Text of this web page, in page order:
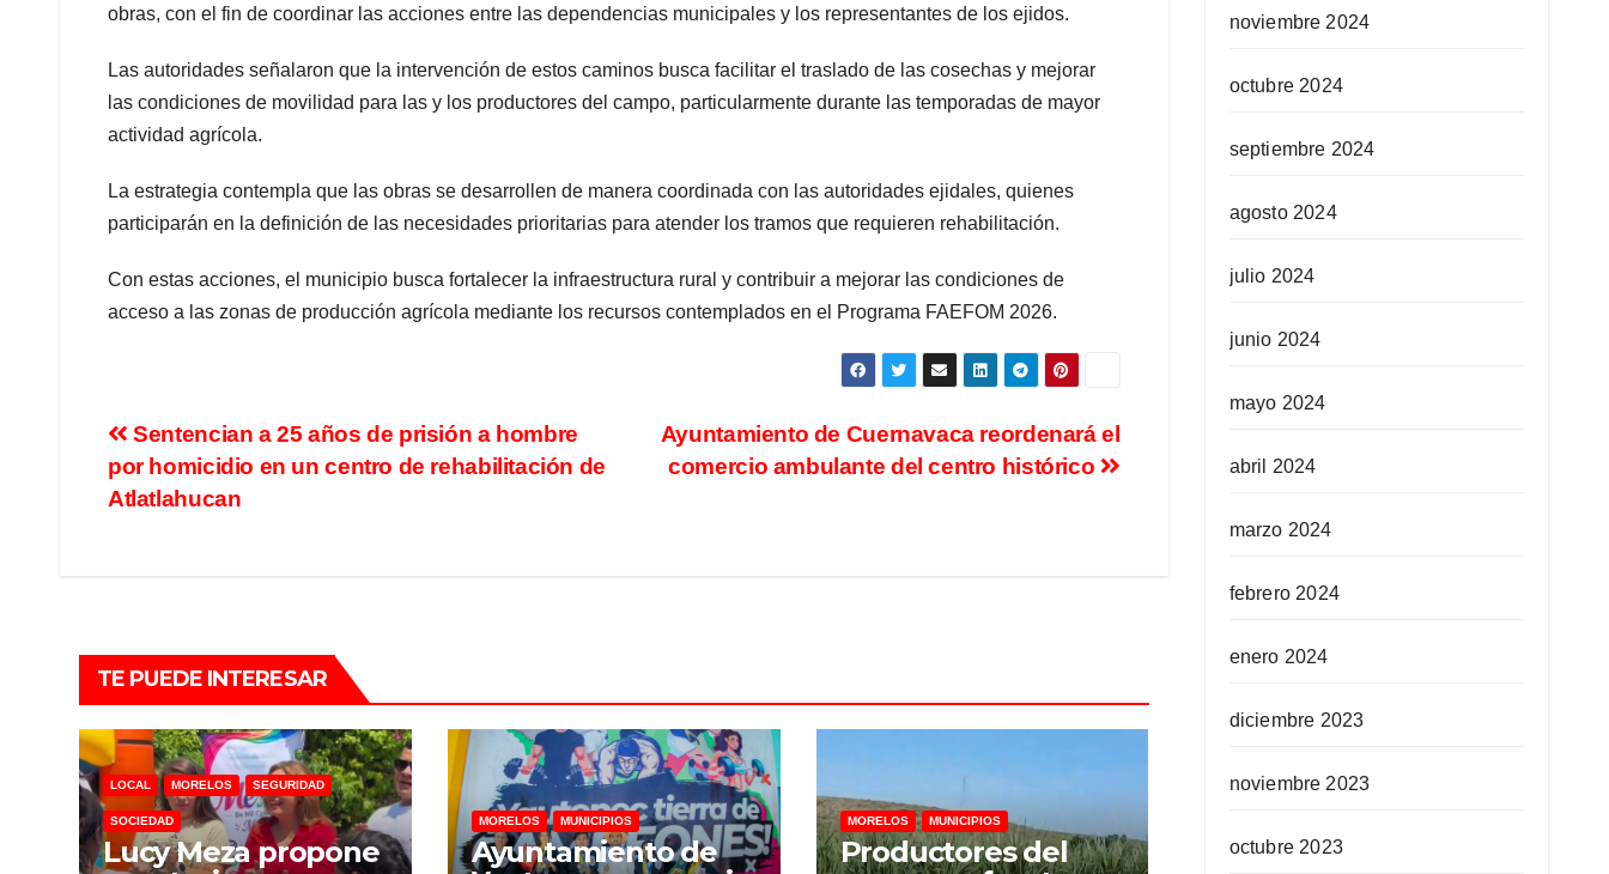
obras, con el fin de coordinar las acciones entre las dependencias municipales y los representantes de los ejidos.
Las autoridades señalaron que la intervención de estos caminos busca facilitar el traslado de las cosechas y mejorar
las condiciones de movilidad para las y los productores del campo, particularmente durante las temporadas de mayor
actividad agrícola.
La estrategia contempla que las obras se desarrollen de manera coordinada con las autoridades ejidales, quienes
participarán en la definición de las necesidades prioritarias para atender los tramos que requieren rehabilitación.
Con estas acciones, el municipio busca fortalecer la infraestructura rural y contribuir a mejorar las condiciones de
acceso a las zonas de producción agrícola mediante los recursos contemplados en el Programa FAEFOM 2026.
Ayuntamiento de Cuernavaca reordenará el
comercio ambulante del centro histórico
Sentencian a 25 años de prisión a hombre
por homicidio en un centro de rehabilitación de
Atlatlahucan
TE PUEDE INTERESAR
LOCAL MORELOS SEGURIDAD
SOCIEDAD
Lucy Meza propone
MORELOS MUNICIPIOS
Ayuntamiento de
MORELOS MUNICIPIOS
Productores del
noviembre 2024
octubre 2024
septiembre 2024
agosto 2024
julio 2024
junio 2024
mayo 2024
abril 2024
marzo 2024
febrero 2024
enero 2024
diciembre 2023
noviembre 2023
octubre 2023